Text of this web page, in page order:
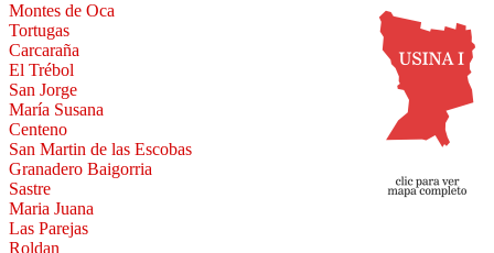
Montes de Oca
Tortugas
Carcaraña
El Trébol
San Jorge
María Susana
Centeno
San Martin de las Escobas
Granadero Baigorria
Sastre
Maria Juana
Las Parejas
Roldan